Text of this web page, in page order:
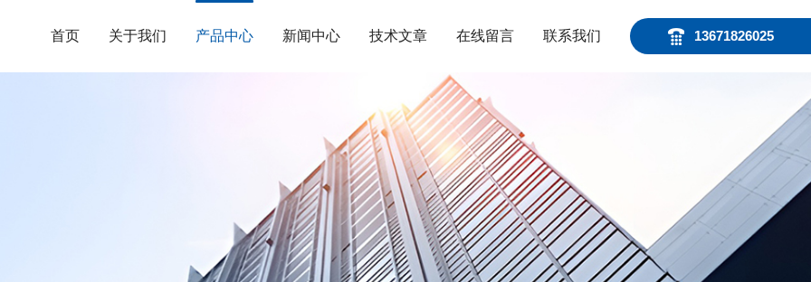
13671826025
首页 关于我们 产品中心 新闻中心 技术文章 在线留言 联系我们